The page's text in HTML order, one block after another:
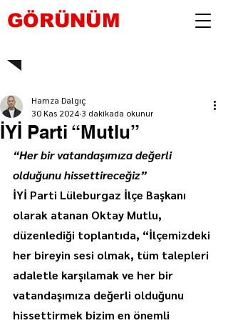
GÖRÜNÜM
İYİ Parti “Mutlu”
Hamza Dalgıç
30 Kas 2024 3 dakikada okunur
“Her bir vatandaşımıza değerli
olduğunu hissettireceğiz”
İYİ Parti Lüleburgaz İlçe Başkanı
olarak atanan Oktay Mutlu,
düzenlediği toplantıda, “İlçemizdeki
her bireyin sesi olmak, tüm talepleri
adaletle karşılamak ve her bir
vatandaşımıza değerli olduğunu
hissettirmek bizim en önemli